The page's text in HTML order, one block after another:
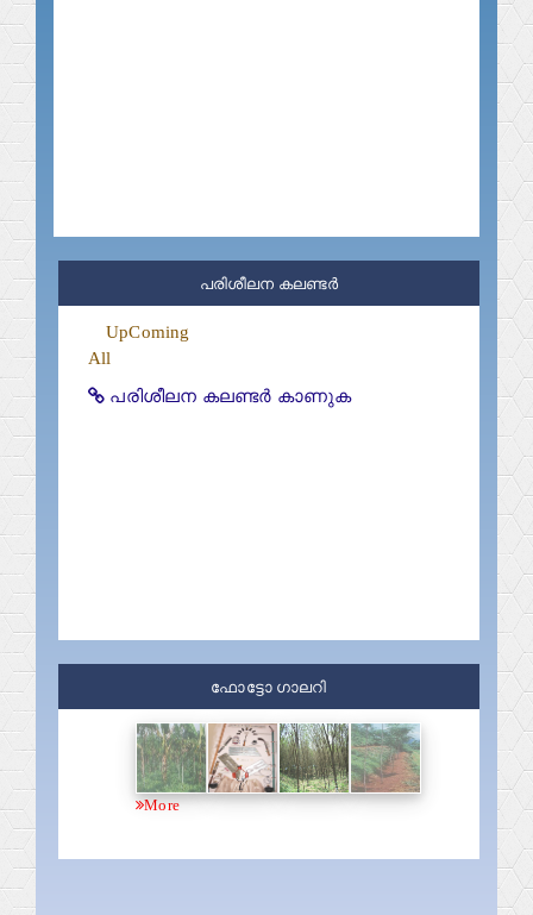
പരിശീലന കലണ്ടർ
UpComing
All
പരിശീലന കലണ്ടർ കാണുക
ഫോട്ടോ ഗാലറി
More